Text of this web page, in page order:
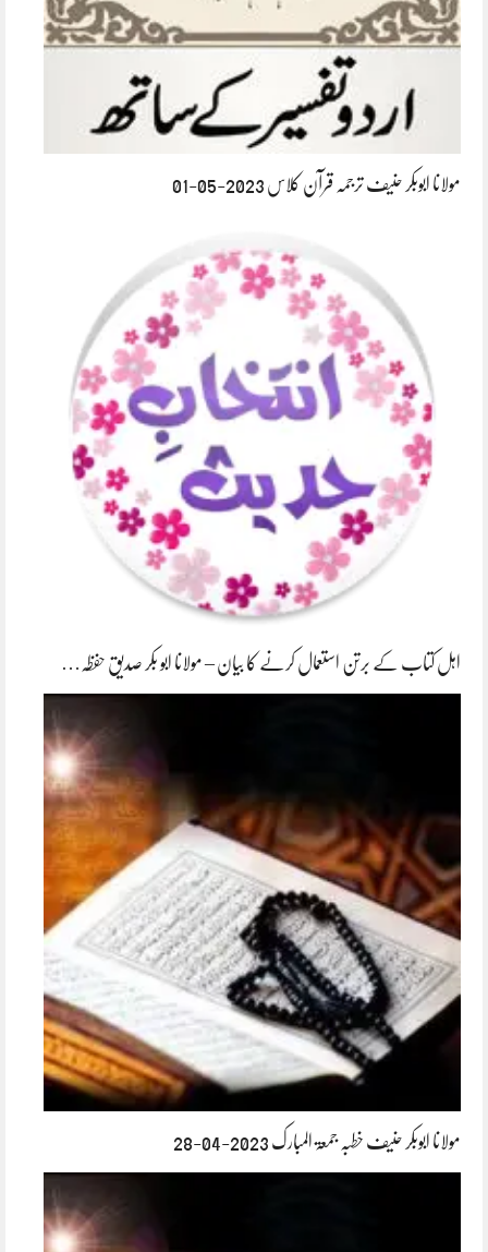
مولانا ابوبکر حنیف ترجمہ قرآن کلاس 2023-05-01
اہل کتاب کے برتن استعمال کرنے کا بیان – مولانا ابو بکر صدیق حفظہ…
مولانا ابوبکر حنیف خطبہ جمعۃ المبارک 2023-04-28